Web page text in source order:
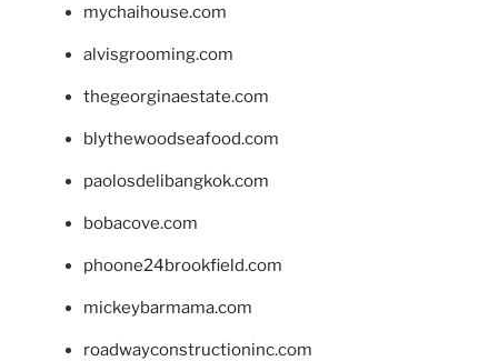
mychaihouse.com
alvisgrooming.com
thegeorginaestate.com
blythewoodseafood.com
paolosdelibangkok.com
bobacove.com
phoone24brookfield.com
mickeybarmama.com
roadwayconstructioninc.com